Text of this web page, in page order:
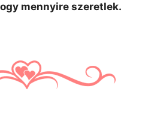
mennyire szeretlek.